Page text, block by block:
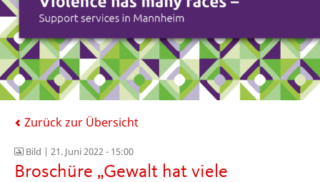
Zurück zur Übersicht
Bild | 21. Juni 2022 - 15:00
Broschüre „Gewalt hat viele